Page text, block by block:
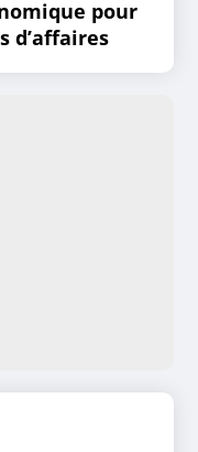
pour
d’affaires